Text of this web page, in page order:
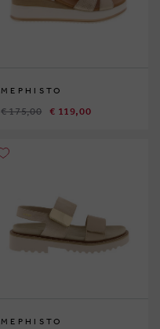
MEPHISTO
€ 175,00 € 119,00
MEPHISTO